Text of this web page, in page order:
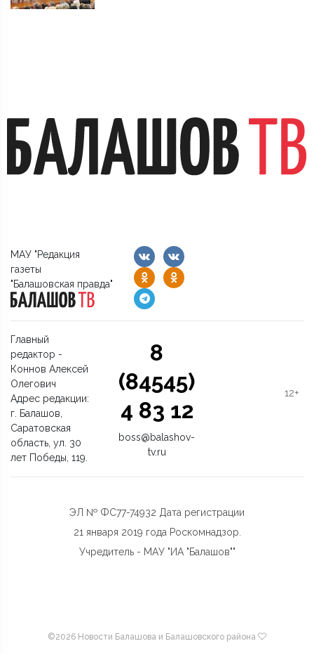
МАУ "Редакция
газеты
"Балашовская правда"
Главный
редактор -
Коннов Алексей
Олегович
Адрес редакции:
г. Балашов,
Саратовская
область, ул. 30
лет Победы, 119.
8
(84545)
4 83 12
boss@balashov-
tv.ru
12+
ЭЛ № ФС77-74932 Дата регистрации
21 января 2019 года Роскомнадзор.
Учредитель - МАУ "ИА "Балашов""
©2026 Новости Балашова и Балашовского района